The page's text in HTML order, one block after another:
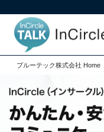
よくあるご質問
ブルーテック株式会社 Home